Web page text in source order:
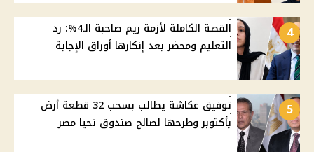
4
القصة الكاملة لأزمة ريم صاحبة الـ4%: رد
التعليم ومحضر بعد إنكارها أوراق الإجابة
5
توفيق عكاشة يطالب بسحب 32 قطعة أرض
بأكتوبر وطرحها لصالح صندوق تحيا مصر